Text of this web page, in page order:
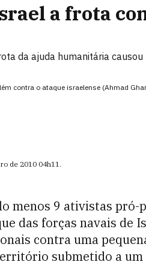
a frota
da ajuda humanitária
contra o ataque israelense (Ahmad
de 2010 04h11.
menos 9 ativistas
das forças navais de
contra uma
submetido a